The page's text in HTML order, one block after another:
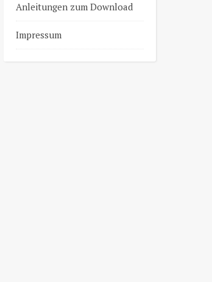
Anleitungen zum Download
Impressum